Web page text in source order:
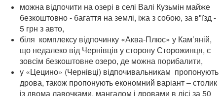
можна відпочити на озері в селі Валі Кузьмін майже
безкоштовно - багаття на землі, іжа з собою, за в"їзд -
5 грн з авто,
біля комплексу відпочинку «Аква-Плюс» у Кам’яній,
що недалеко від Чернівців у сторону Сторожинця, є
зовсім безкоштовне озеро, де можна порибалити,
у «Цецино» (Чернівці) відпочивальникам пропонують
дрова, також пропонують економний варіант – столик
із двома лавочками, мангалом і дровами в лісі за 50